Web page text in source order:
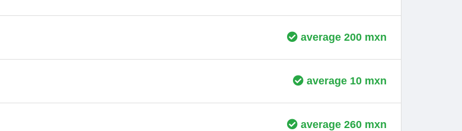
average 200 mxn
average 10 mxn
average 260 mxn